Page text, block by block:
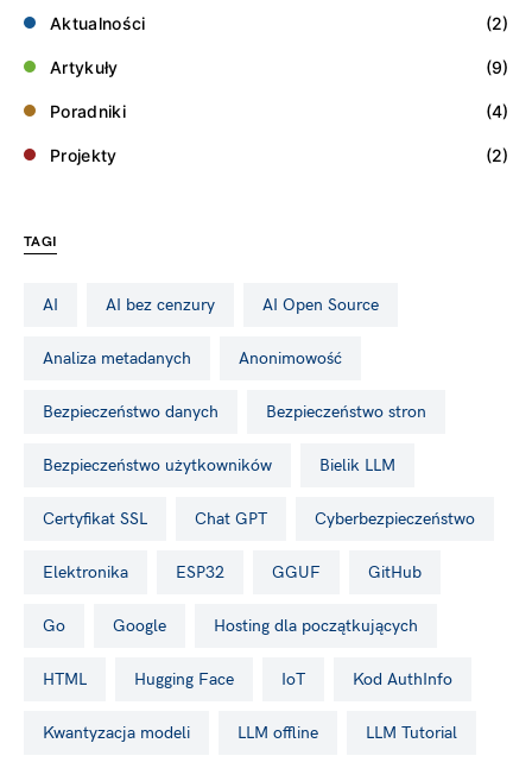
Aktualności (2)
Artykuły (9)
Poradniki (4)
Projekty (2)
TAGI
AI AI bez cenzury AI Open Source
analiza metadanych Anonimowość
Bezpieczeństwo danych bezpieczeństwo stron
Bezpieczeństwo użytkowników Bielik LLM
certyfikat SSL Chat GPT cyberbezpieczeństwo
Elektronika ESP32 GGUF GitHub
Go Google hosting dla początkujących
HTML Hugging Face IoT kod AuthInfo
Kwantyzacja modeli LLM offline LLM Tutorial